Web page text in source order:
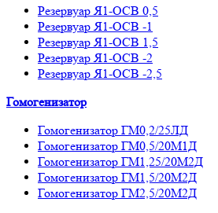
Резервуар Я1-ОСВ 0,5
Резервуар Я1-ОСВ -1
Резервуар Я1-ОСВ 1,5
Резервуар Я1-ОСВ -2
Резервуар Я1-ОСВ -2,5
Гомогенизатор
Гомогенизатор ГМ0,2/25ЛД
Гомогенизатор ГМ0,5/20М1Д
Гомогенизатор ГМ1,25/20М2Д
Гомогенизатор ГМ1,5/20М2Д
Гомогенизатор ГМ2,5/20М2Д